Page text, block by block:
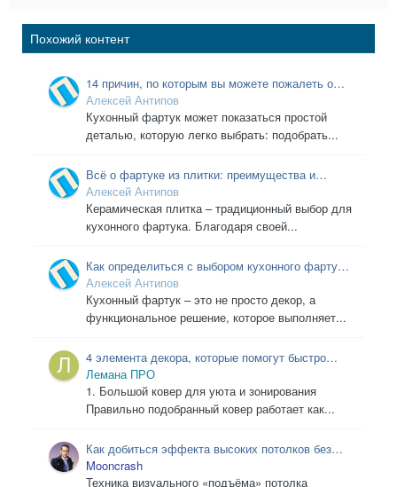
Похожий контент
14 причин, по которым вы можете пожалеть о
выборе кухонного фартука: распространенные
ошибки, которые стоит избегать.
Алексей Антипов
Кухонный фартук может показаться простой
деталью, которую легко выбрать: подобрать...
Всё о фартуке из плитки: преимущества и
недостатки для вашей кухни
Алексей Антипов
Керамическая плитка – традиционный выбор для
кухонного фартука. Благодаря своей...
Как определиться с выбором кухонного фартука,
учитывая дизайн квартиры
Алексей Антипов
Кухонный фартук – это не просто декор, а
функциональное решение, которое выполняет...
4 элемента декора, которые помогут быстро
преобразить интерьер
Лемана ПРО
1. Большой ковер для уюта и зонирования
Правильно подобранный ковер работает как...
Как добиться эффекта высоких потолков без
ремонта
Mooncrash
Техника визуального «подъёма» потолка